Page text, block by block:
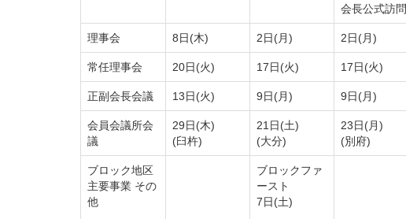
会長公式訪問
理事会 8日(木) 2日(月) 2日(月)
常任理事会 20日(火) 17日(火) 17日(火)
正副会長会議 13日(火) 9日(月) 9日(月)
会員会議所会
議
29日(木)
(臼杵)
21日(土)
(大分)
23日(月)
(別府)
ブロック地区
主要事業 その
他
ブロックファ
ースト
7日(土)